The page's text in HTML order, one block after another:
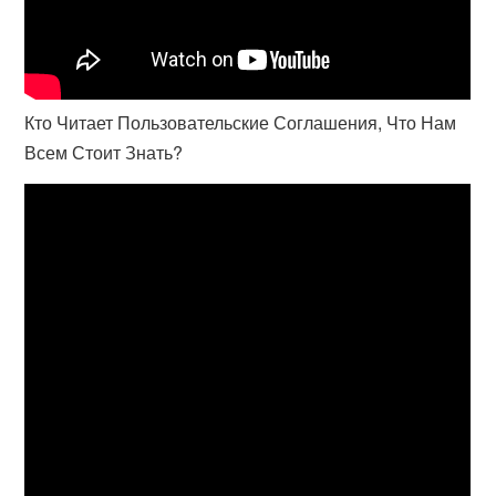
Кто Читает Пользовательские Соглашения, Что Нам
Всем Стоит Знать?